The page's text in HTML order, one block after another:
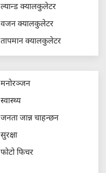
ल्यान्ड क्यालकुलेटर
वजन क्यालकुलेटर
तापमान क्यालकुलेटर
मनोरञ्जन
स्वास्थ्य
जनता जान्न चाहन्छन
सुरक्षा
फोटो फिचर